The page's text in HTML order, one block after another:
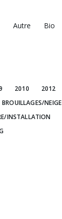
Autre Bio
2010 2012
BROUILLAGES/NEIGE
INSTALLATION